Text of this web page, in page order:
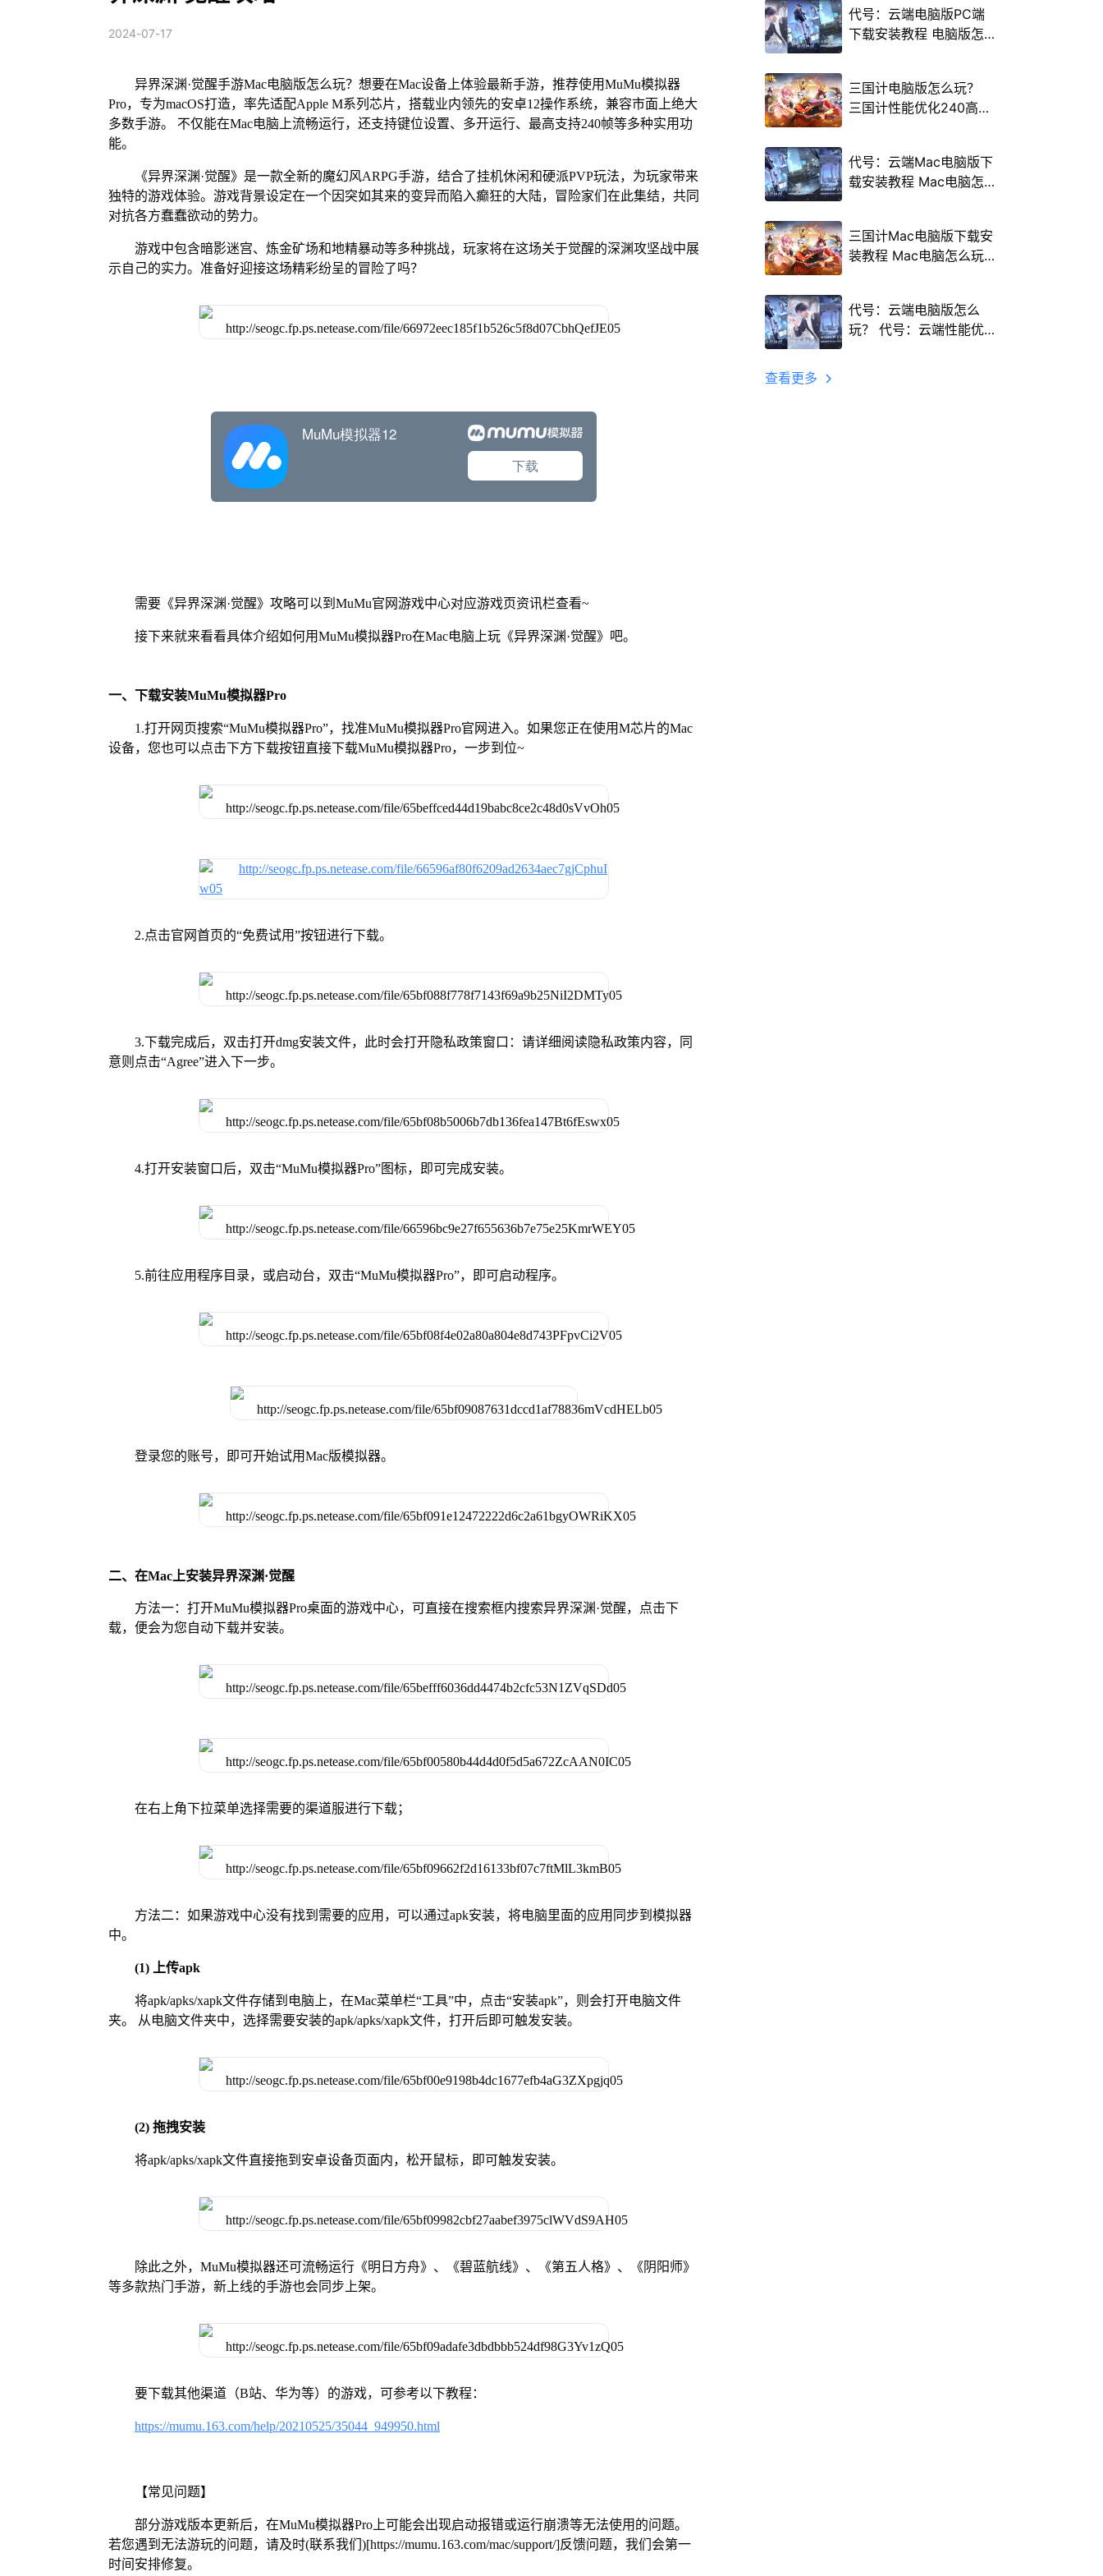
2024-07-17
异界深渊·觉醒手游Mac电脑版怎么玩？想要在Mac设备上体验最新手游，推荐使用MuMu模拟器
Pro，专为macOS打造，率先适配Apple M系列芯片，搭载业内领先的安卓12操作系统，兼容市面上绝大
多数手游。 不仅能在Mac电脑上流畅运行，还支持键位设置、多开运行、最高支持240帧等多种实用功
能。
《异界深渊·觉醒》是一款全新的魔幻风ARPG手游，结合了挂机休闲和硬派PVP玩法，为玩家带来
独特的游戏体验。游戏背景设定在一个因突如其来的变异而陷入癫狂的大陆，冒险家们在此集结，共同
对抗各方蠢蠢欲动的势力。
游戏中包含暗影迷宫、炼金矿场和地精暴动等多种挑战，玩家将在这场关于觉醒的深渊攻坚战中展
示自己的实力。准备好迎接这场精彩纷呈的冒险了吗？
需要《异界深渊·觉醒》攻略可以到MuMu官网游戏中心对应游戏页资讯栏查看~
接下来就来看看具体介绍如何用MuMu模拟器Pro在Mac电脑上玩《异界深渊·觉醒》吧。
一、下载安装MuMu模拟器Pro
1.打开网页搜索“MuMu模拟器Pro”，找准MuMu模拟器Pro官网进入。如果您正在使用M芯片的Mac
设备，您也可以点击下方下载按钮直接下载MuMu模拟器Pro，一步到位~
2.点击官网首页的“免费试用”按钮进行下载。
3.下载完成后，双击打开dmg安装文件，此时会打开隐私政策窗口：请详细阅读隐私政策内容，同
意则点击“Agree”进入下一步。
4.打开安装窗口后，双击“MuMu模拟器Pro”图标，即可完成安装。
5.前往应用程序目录，或启动台，双击“MuMu模拟器Pro”，即可启动程序。
登录您的账号，即可开始试用Mac版模拟器。
二、在Mac上安装异界深渊·觉醒
方法一：打开MuMu模拟器Pro桌面的游戏中心，可直接在搜索框内搜索异界深渊·觉醒，点击下
载，便会为您自动下载并安装。
在右上角下拉菜单选择需要的渠道服进行下载；
方法二：如果游戏中心没有找到需要的应用，可以通过apk安装，将电脑里面的应用同步到模拟器
中。
(1) 上传apk
将apk/apks/xapk文件存储到电脑上，在Mac菜单栏“工具”中，点击“安装apk”，则会打开电脑文件
夹。 从电脑文件夹中，选择需要安装的apk/apks/xapk文件，打开后即可触发安装。
(2) 拖拽安装
将apk/apks/xapk文件直接拖到安卓设备页面内，松开鼠标，即可触发安装。
除此之外，MuMu模拟器还可流畅运行《明日方舟》、《碧蓝航线》、《第五人格》、《阴阳师》
等多款热门手游，新上线的手游也会同步上架。
要下载其他渠道（B站、华为等）的游戏，可参考以下教程：
https://mumu.163.com/help/20210525/35044_949950.html
【常见问题】
部分游戏版本更新后，在MuMu模拟器Pro上可能会出现启动报错或运行崩溃等无法使用的问题。
若您遇到无法游玩的问题，请及时(联系我们)[https://mumu.163.com/mac/support/]反馈问题，我们会第一
时间安排修复。
代号：云端电脑版PC端
下载安装教程 电脑版怎
三国计电脑版怎么玩？
三国计性能优化240高帧
代号：云端Mac电脑版下
载安装教程 Mac电脑怎
三国计Mac电脑版下载安
装教程 Mac电脑怎么玩
代号：云端电脑版怎么
玩？ 代号：云端性能优
查看更多